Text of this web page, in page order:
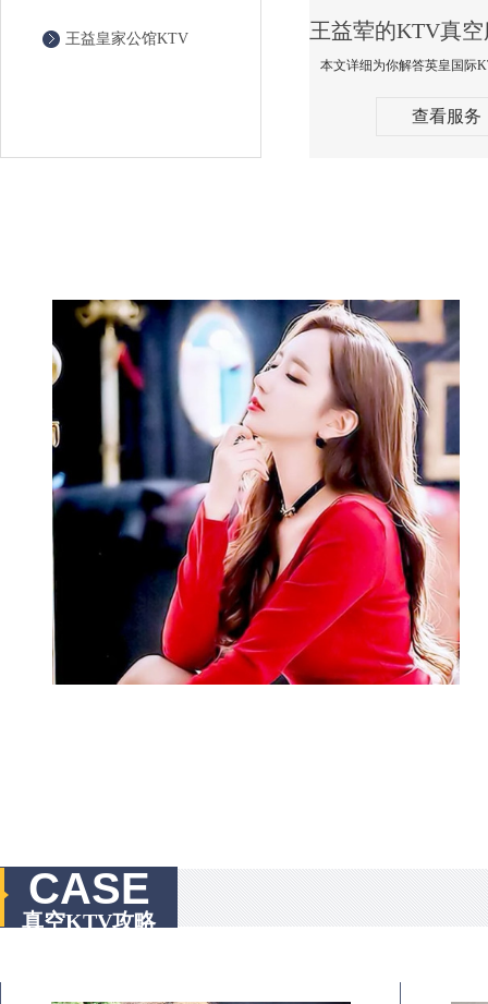
王益皇家公馆KTV
查看服务
CASE
真空KTV攻略